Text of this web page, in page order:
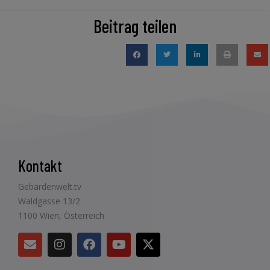
Beitrag teilen
Kontakt
Gebärdenwelt.tv
Waldgasse 13/2
1100 Wien, Österreich